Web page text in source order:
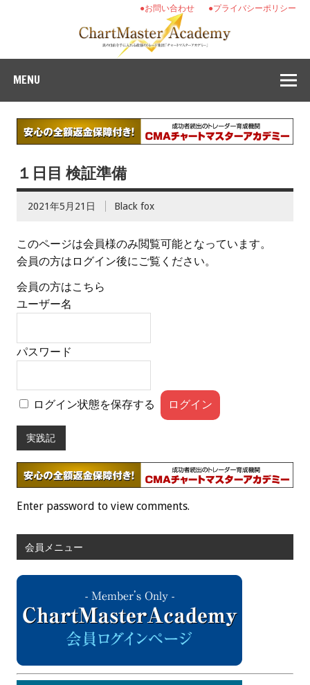
●プライバシーポリシー
●お問い合わせ
MENU
１日目 検証準備
2021年5月21日 Black fox
このページは会員様のみ閲覧可能となっています。
会員の方はログイン後にご覧ください。
会員の方はこちら
ユーザー名
パスワード
ログイン状態を保存する
実践記
Enter password to view comments.
会員メニュー